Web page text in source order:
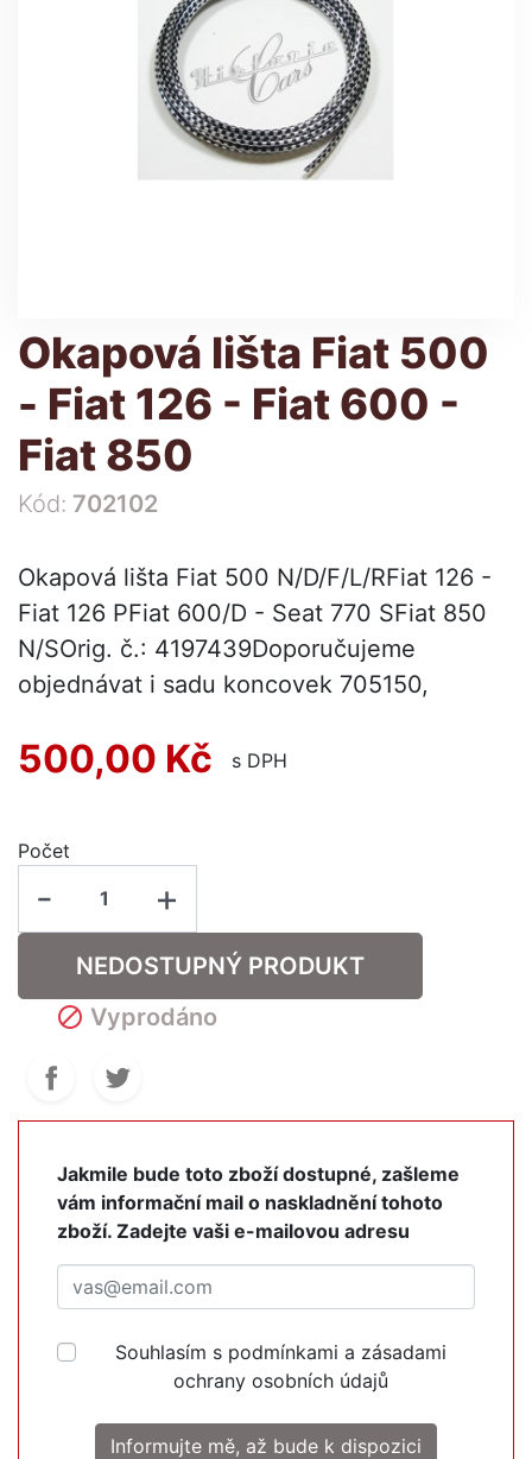
Okapová lišta Fiat 500
- Fiat 126 - Fiat 600 -
Fiat 850
Kód: 702102
Okapová lišta Fiat 500 N/D/F/L/RFiat 126 -
Fiat 126 PFiat 600/D - Seat 770 SFiat 850
N/SOrig. č.: 4197439Doporučujeme
objednávat i sadu koncovek 705150,
500,00 Kč s DPH
Počet
- +
NEDOSTUPNÝ PRODUKT
 Vyprodáno
Jakmile bude toto zboží dostupné, zašleme
vám informační mail o naskladnění tohoto
zboží. Zadejte vaši e-mailovou adresu
Souhlasím s podmínkami a zásadami
ochrany osobních údajů
Informujte mě, až bude k dispozici